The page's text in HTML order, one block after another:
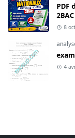
PDF
8
4